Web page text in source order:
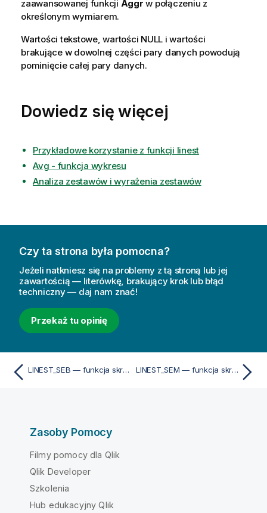
zaawansowanej funkcji Aggr w połączeniu z
określonym wymiarem.
Wartości tekstowe, wartości NULL i wartości
brakujące w dowolnej części pary danych powodują
pominięcie całej pary danych.
Dowiedz się więcej
Przykładowe korzystanie z funkcji linest
Avg - funkcja wykresu
Analiza zestawów i wyrażenia zestawów
Czy ta strona była pomocna?
Jeżeli natkniesz się na problemy z tą stroną lub jej
zawartością — literówkę, brakujący krok lub błąd
techniczny — daj nam znać!
Przekaż tu opinię
LINEST_SEB — funkcja skryptu LINEST_SEM — funkcja skryptu
Zasoby Pomocy
Filmy pomocy dla Qlik
Qlik Developer
Szkolenia
Hub edukacyjny Qlik